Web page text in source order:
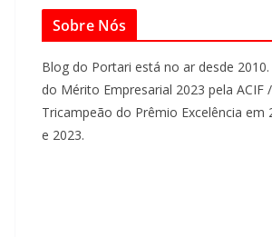
Sobre Nós
Blog do Portari está no ar desde
do Mérito Empresarial 2023 pela ACIF
Tricampeão do Prêmio Excelência em
e 2023.